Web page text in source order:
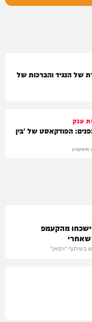
של הנגיד והברכות של
ענק
לכלא 10 מבפנים: הפודקאסט של 'בין
מושקוביץ
מהקעמפ
שאחרי
בשיתוף "וימאן"